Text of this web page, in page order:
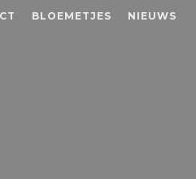
BLOEMETJES NIEUWS